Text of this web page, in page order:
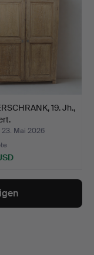
19. Jh.,
23. Mai 2026